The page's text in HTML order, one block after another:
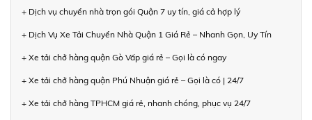
+ Dịch vụ chuyển nhà trọn gói Quận 7 uy tín, giá cả hợp lý
+ Dịch Vụ Xe Tải Chuyển Nhà Quận 1 Giá Rẻ – Nhanh Gọn, Uy Tín
+ Xe tải chở hàng quận Gò Vấp giá rẻ – Gọi là có ngay
+ Xe tải chở hàng quận Phú Nhuận giá rẻ – Gọi là có | 24/7
+ Xe tải chở hàng TPHCM giá rẻ, nhanh chóng, phục vụ 24/7